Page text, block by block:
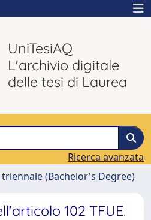
UniTesiAQ
L'archivio digitale
delle tesi di Laurea
Ricerca avanzata
triennale (Bachelor's Degree)
102 TFUE.